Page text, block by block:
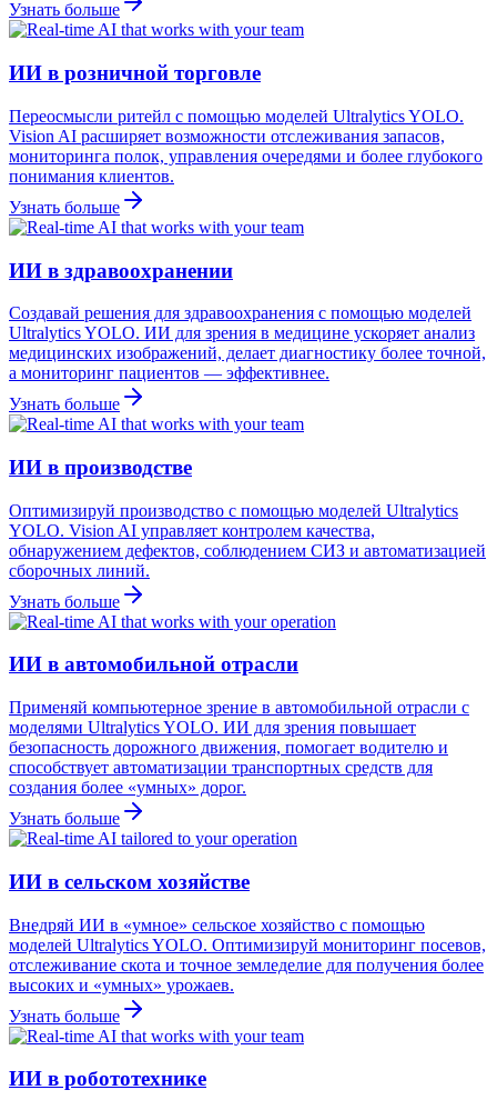
Узнать больше
ИИ в розничной торговле
Переосмысли ритейл с помощью моделей Ultralytics YOLO.
Vision AI расширяет возможности отслеживания запасов,
мониторинга полок, управления очередями и более глубокого
понимания клиентов.
Узнать больше
ИИ в здравоохранении
Создавай решения для здравоохранения с помощью моделей
Ultralytics YOLO. ИИ для зрения в медицине ускоряет анализ
медицинских изображений, делает диагностику более точной,
а мониторинг пациентов — эффективнее.
Узнать больше
ИИ в производстве
Оптимизируй производство с помощью моделей Ultralytics
YOLO. Vision AI управляет контролем качества,
обнаружением дефектов, соблюдением СИЗ и автоматизацией
сборочных линий.
Узнать больше
ИИ в автомобильной отрасли
Применяй компьютерное зрение в автомобильной отрасли с
моделями Ultralytics YOLO. ИИ для зрения повышает
безопасность дорожного движения, помогает водителю и
способствует автоматизации транспортных средств для
создания более «умных» дорог.
Узнать больше
ИИ в сельском хозяйстве
Внедряй ИИ в «умное» сельское хозяйство с помощью
моделей Ultralytics YOLO. Оптимизируй мониторинг посевов,
отслеживание скота и точное земледелие для получения более
высоких и «умных» урожаев.
Узнать больше
ИИ в робототехнике